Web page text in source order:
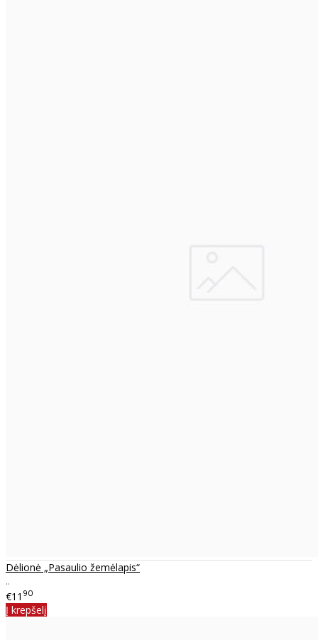
Dėlionė „Pasaulio žemėlapis“
..
€11 90
Į krepšelį